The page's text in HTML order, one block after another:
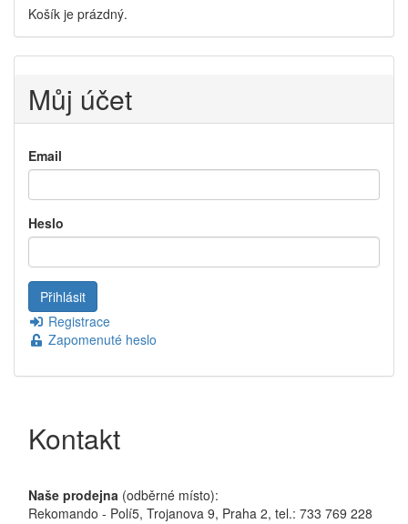
Košík je prázdný.
Můj účet
Email
Heslo
Registrace
Zapomenuté heslo
Kontakt
Naše prodejna (odběrné místo):
Rekomando - Polí5, Trojanova 9, Praha 2, tel.: 733 769 228